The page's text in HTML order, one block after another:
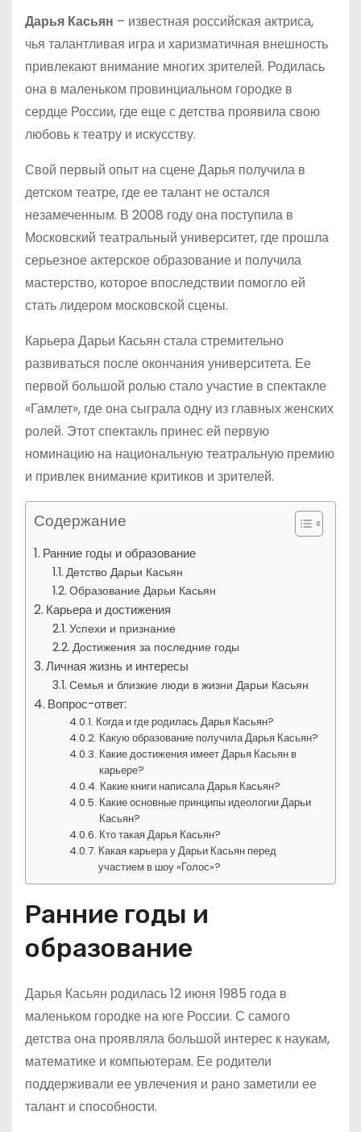
Дарья Касьян – известная российская актриса,
чья талантливая игра и харизматичная внешность
привлекают внимание многих зрителей. Родилась
она в маленьком провинциальном городке в
сердце России, где еще с детства проявила свою
любовь к театру и искусству.
Свой первый опыт на сцене Дарья получила в
детском театре, где ее талант не остался
незамеченным. В 2008 году она поступила в
Московский театральный университет, где прошла
серьезное актерское образование и получила
мастерство, которое впоследствии помогло ей
стать лидером московской сцены.
Карьера Дарьи Касьян стала стремительно
развиваться после окончания университета. Ее
первой большой ролью стало участие в спектакле
«Гамлет», где она сыграла одну из главных женских
ролей. Этот спектакль принес ей первую
номинацию на национальную театральную премию
и привлек внимание критиков и зрителей.
Содержание
Ранние годы и образование
Детство Дарьи Касьян
Образование Дарьи Касьян
Карьера и достижения
Успехи и признание
Достижения за последние годы
Личная жизнь и интересы
Семья и близкие люди в жизни Дарьи Касьян
Вопрос-ответ:
Когда и где родилась Дарья Касьян?
Какую образование получила Дарья Касьян?
Какие достижения имеет Дарья Касьян в
карьере?
Какие книги написала Дарья Касьян?
Какие основные принципы идеологии Дарьи
Касьян?
Кто такая Дарья Касьян?
Какая карьера у Дарьи Касьян перед
участием в шоу «Голос»?
Ранние годы и
образование
Дарья Касьян родилась 12 июня 1985 года в
маленьком городке на юге России. С самого
детства она проявляла большой интерес к наукам,
математике и компьютерам. Ее родители
поддерживали ее увлечения и рано заметили ее
талант и способности.